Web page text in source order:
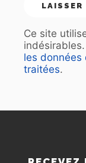
Ce site
indésirables.
les données
traitées.